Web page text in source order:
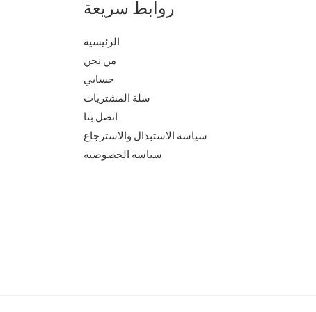
روابط سريعة
الرئيسية
من نحن
حسابي
سلة المشتريات
اتصل بنا
سياسة الاستبدال والاسترجاع
سياسة الخصوصية